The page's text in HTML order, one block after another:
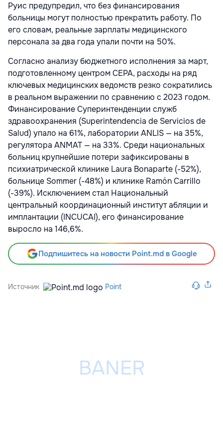
Руис предупредил, что без финансирования
больницы могут полностью прекратить работу. По
его словам, реальные зарплаты медицинского
персонала за два года упали почти на 50%.
Согласно анализу бюджетного исполнения за март,
подготовленному центром CEPA, расходы на ряд
ключевых медицинских ведомств резко сократились
в реальном выражении по сравнению с 2023 годом.
Финансирование Суперинтенденции служб
здравоохранения (Superintendencia de Servicios de
Salud) упало на 61%, лаборатории ANLIS — на 35%,
регулятора ANMAT — на 33%. Среди национальных
больниц крупнейшие потери зафиксированы в
психиатрической клинике Laura Bonaparte (-52%),
больнице Sommer (-48%) и клинике Ramón Carrillo
(-39%). Исключением стал Национальный
центральный координационный институт абляции и
имплантации (INCUCAI), его финансирование
выросло на 146,6%.
Подпишитесь на новости Point.md в Google
Источник Point